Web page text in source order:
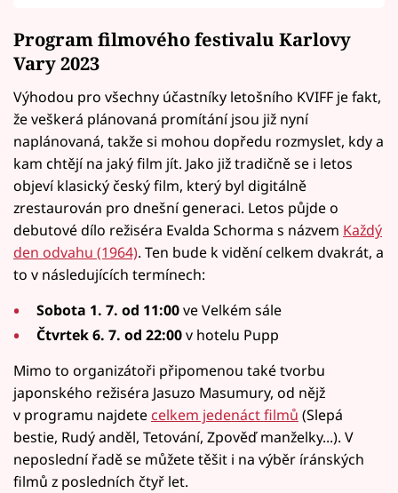
Program filmového festivalu Karlovy
Vary 2023
Výhodou pro všechny účastníky letošního KVIFF je fakt,
že veškerá plánovaná promítání jsou již nyní
naplánovaná, takže si mohou dopředu rozmyslet, kdy a
kam chtějí na jaký film jít. Jako již tradičně se i letos
objeví klasický český film, který byl digitálně
zrestaurován pro dnešní generaci. Letos půjde o
debutové dílo režiséra Evalda Schorma s názvem Každý
den odvahu (1964). Ten bude k vidění celkem dvakrát, a
to v následujících termínech:
Sobota 1. 7. od 11:00ve Velkém sále
Čtvrtek 6. 7. od 22:00v hotelu Pupp
Mimo to organizátoři připomenou také tvorbu
japonského režiséra Jasuzo Masumury, od nějž
v programu najdete celkem jedenáct filmů (Slepá
bestie, Rudý anděl, Tetování, Zpověď manželky...). V
neposlední řadě se můžete těšit i na výběr íránských
filmů z posledních čtyř let.